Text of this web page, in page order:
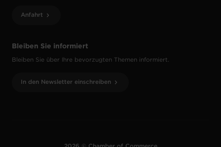
Bleiben Sie informiert
Bleiben Sie über Ihre bevorzugten Themen informiert.
In den Newsletter einschreiben
Anfahrt